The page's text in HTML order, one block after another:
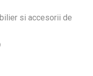
si accesorii de